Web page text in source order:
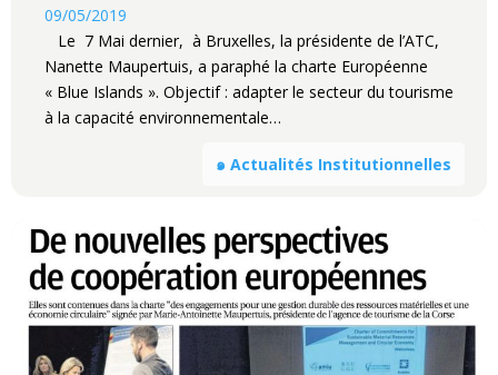
09/05/2019
Le 7 Mai dernier, à Bruxelles, la présidente de l’ATC,
Nanette Maupertuis, a paraphé la charte Européenne
« Blue Islands ». Objectif : adapter le secteur du tourisme
à la capacité environnementale…
๑ Actualités Institutionnelles